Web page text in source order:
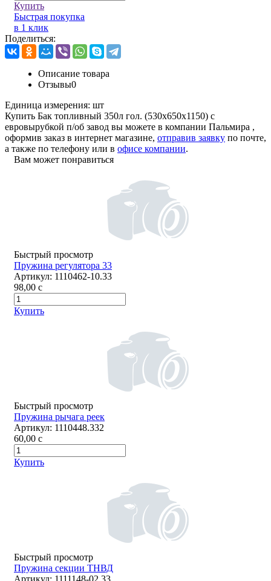
Купить
Быстрая покупка
в 1 клик
Поделиться:
Описание товара
Отзывы0
Единица измерения: шт
Купить Бак топливный 350л гол. (530х650х1150) с
евровырубкой п/об завод вы можете в компании Пальмира ,
оформив заказ в интернет магазине, отправив заявку по почте,
а также по телефону или в офисе компании.
Вам может понравиться
Быстрый просмотр
Пружина регулятора 33
Артикул: 1110462-10.33
98,00 c
Купить
Быстрый просмотр
Пружина рычага реек
Артикул: 1110448.332
60,00 c
Купить
Быстрый просмотр
Пружина секции ТНВД